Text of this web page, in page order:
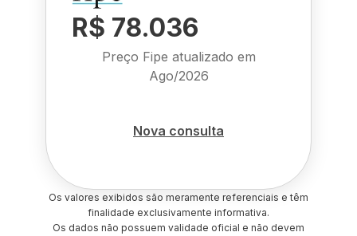
R$ 78.036
Preço Fipe atualizado em
Ago/2026
Nova consulta
Os valores exibidos são meramente referenciais e têm
finalidade exclusivamente informativa.
Os dados não possuem validade oficial e não devem